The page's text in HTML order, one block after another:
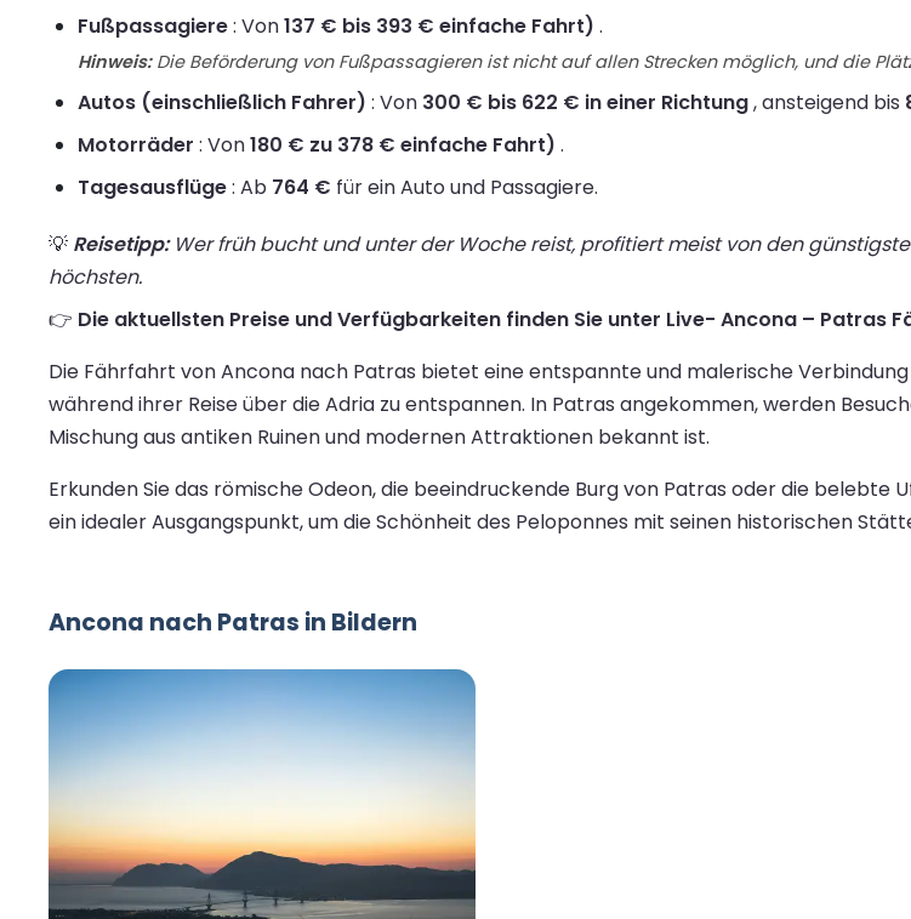
Fußpassagiere: Von137 € bis 393 € einfache Fahrt) .
Hinweis:Die Beförderung von Fußpassagieren ist nicht auf allen Strecken möglich, und die
Autos (einschließlich Fahrer) : Von 300 € bis 622 € in einer Richtung, ansteigend bis
Motorräder : Von180 € zu 378 € einfache Fahrt) .
Tagesausflüge: Ab 764 € für ein Auto und Passagiere.
💡 Reisetipp:Wer früh bucht und unter der Woche reist, profitiert meist von den
höchsten.
👉 Die aktuellsten Preise und Verfügbarkeiten finden Sie unter Live- Ancona – Patras
Die Fährfahrt von Ancona nach Patras bietet eine entspannte und malerische
während ihrer Reise über die Adria zu entspannen. In Patras angekommen, werden
Mischung aus antiken Ruinen und modernen Attraktionen bekannt ist.
Erkunden Sie das römische Odeon, die beeindruckende Burg von Patras oder die
ein idealer Ausgangspunkt, um die Schönheit des Peloponnes mit seinen historischen
Ancona nach Patras in Bildern